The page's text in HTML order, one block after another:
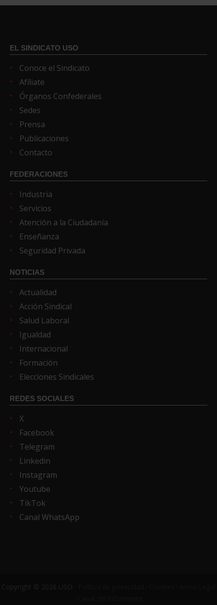
EL SINDICATO USO
Conoce el Sindicato
Afíliate
Órganos Confederales
Sedes
Prensa
Publicaciones
Contacto
FEDERACIONES
Industria
Servicios
Atención a la Ciudadanía
Enseñanza
Seguridad Privada
NOTICIAS
Actualidad
Acción Sindical
Salud Laboral
Igualdad
Internacional
Formación
Elecciones Sindicales
REDES SOCIALES
X
Facebook
Telegram
Linkedin
Instagram
Youtube
TikTok
Canal WhatsApp
Copyright © 2026 USO ·